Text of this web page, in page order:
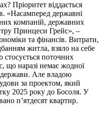
Пріоритет віддається
«Насамперед державні
компаній, державних
Принцеси Грейс», –
та фінансів. Витрати,
житла, взяло на себе
поточних
що наразі немає жодної
держави. Але владою
за проектом, який
2025 року до Босоля. У
п’ятдесят квартир.